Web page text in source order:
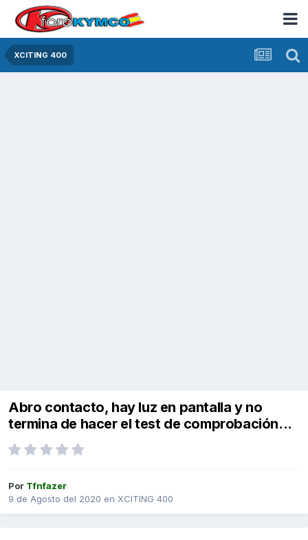
XCITING 400
Abro contacto, hay luz en pantalla y no
termina de hacer el test de comprobación...
Por Tfnfazer
9 de Agosto del 2020 en XCITING 400